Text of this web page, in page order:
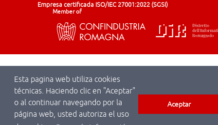
Esta pagina web utiliza cookies
técnicas. Haciendo clic en "Aceptar"
o al continuar navegando por la
página web, usted autoriza el uso
Aceptar
Empresa certificada ISO/IEC 27001:2022 (SGSI)
Member of